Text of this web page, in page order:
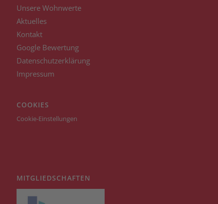
Unsere Wohnwerte
Aktuelles
Kontakt
Google Bewertung
Datenschutzerklärung
Impressum
COOKIES
Cookie-Einstellungen
MITGLIEDSCHAFTEN